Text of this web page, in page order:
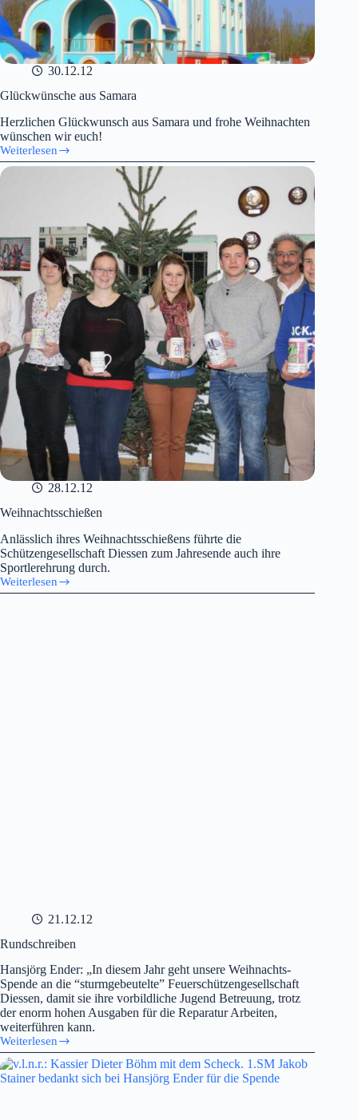
30.12.12
Glückwünsche aus Samara
Herzlichen Glückwunsch aus Samara und frohe Weihnachten
wünschen wir euch!
Weiterlesen
Glückwünsche
aus
28.12.12
Weihnachtsschießen
Anlässlich ihres Weihnachtsschießens führte die
Schützengesellschaft Diessen zum Jahresende auch ihre
Sportlerehrung durch.
Weiterlesen
Weihnachtsschießen
21.12.12
Rundschreiben
Hansjörg Ender: „In diesem Jahr geht unsere Weihnachts-
Spende an die “sturmgebeutelte” Feuerschützengesellschaft
Diessen, damit sie ihre vorbildliche Jugend Betreuung, trotz
der enorm hohen Ausgaben für die Reparatur Arbeiten,
weiterführen kann.
Weiterlesen
Rundschreiben